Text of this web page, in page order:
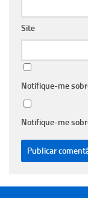
Site
Notifique-me
Notifique-me